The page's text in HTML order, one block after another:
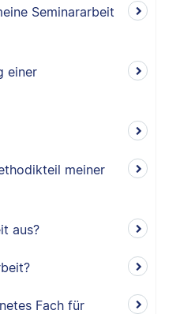
Seminararbeit
einer
meiner
aus?
Fach für